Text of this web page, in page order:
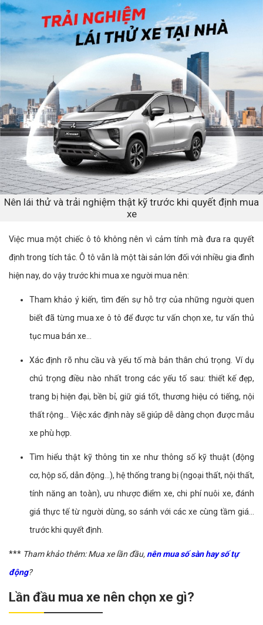
Nên lái thử và trải nghiệm thật kỹ trước khi quyết định mua
xe
Việc mua một chiếc ô tô không nên vì cảm tính mà đưa ra quyết
định trong tích tắc. Ô tô vẫn là một tài sản lớn đối với nhiều gia đình
hiện nay, do vậy trước khi mua xe người mua nên:
Tham khảo ý kiến, tìm đến sự hỗ trợ của những người quen
biết đã từng mua xe ô tô để được tư vấn chọn xe, tư vấn thủ
tục mua bán xe…
Xác định rõ nhu cầu và yếu tố mà bản thân chú trọng. Ví dụ
chú trọng điều nào nhất trong các yếu tố sau: thiết kế đẹp,
trang bị hiện đại, bền bỉ, giữ giá tốt, thương hiệu có tiếng, nội
thất rộng… Việc xác định này sẽ giúp dễ dàng chọn được mẫu
xe phù hợp.
Tìm hiểu thật kỹ thông tin xe như thông số kỹ thuật (động
cơ, hộp số, dẫn động…), hệ thống trang bị (ngoại thất, nội thất,
tính năng an toàn), ưu nhược điểm xe, chi phí nuôi xe, đánh
giá thực tế từ người dùng, so sánh với các xe cùng tầm giá…
trước khi quyết định.
*** Tham khảo thêm: Mua xe lần đầu, nên mua số sàn hay số tự
động?
Lần đầu mua xe nên chọn xe gì?